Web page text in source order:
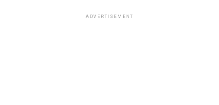
ADVERTISEMENT